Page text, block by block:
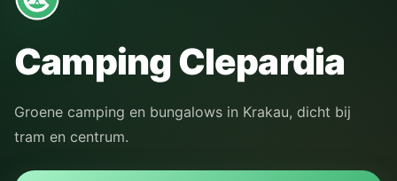
Camping Clepardia
Groene camping en bungalows in Krakau, dicht bij
tram en centrum.